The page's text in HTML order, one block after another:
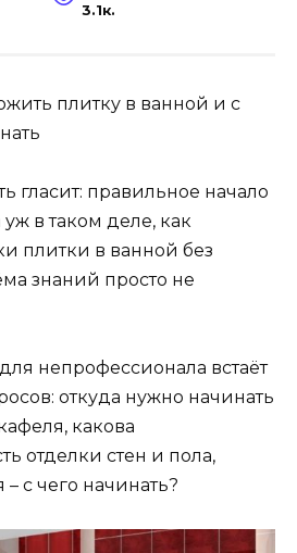
3.1к.
плитку в ванной и с
гласит: правильное начало
в таком деле, как
плитки в ванной без
знаний просто не
непрофессионала встаёт
откуда нужно начинать
какова
отделки стен и пола,
с чего начинать?